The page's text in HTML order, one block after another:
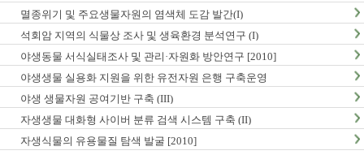
멸종위기 및 주요생물자원의 염색체 도감 발간(I)
석회암 지역의 식물상 조사 및 생육환경 분석연구 (I)
야생동물 서식실태조사 및 관리·자원화 방안연구 [2010]
야생생물 실용화 지원을 위한 유전자원 은행 구축운영
야생 생물자원 공여기반 구축 (III)
자생생물 대화형 사이버 분류 검색 시스템 구축 (II)
자생식물의 유용물질 탐색 발굴 [2010]